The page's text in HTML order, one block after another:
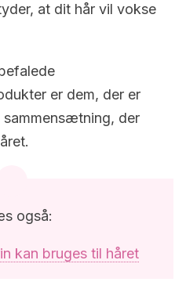
at dit hår vil vokse
er dem, der er
sammensætning, der
også:
kan bruges til håret